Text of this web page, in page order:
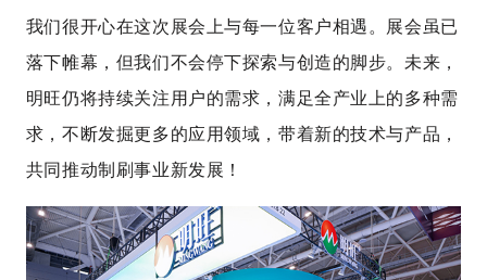
我们很开心在这次展会上与每一位客户相遇。展会虽已
落下帷幕，但我们不会停下探索与创造的脚步。未来，
明旺仍将持续关注用户的需求，满足全产业上的多种需
求，不断发掘更多的应用领域，带着新的技术与产品，
共同推动制刷事业新发展！